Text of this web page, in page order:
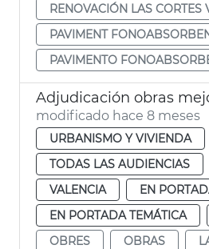
RENOVACIÓN LAS CORTES
PAVIMENT
PAVIMENTO
modificado hace 8 meses
URBANISMO Y VIVIENDA
TODAS LAS AUDIENCIAS
VALENCIA
EN
EN PORTADA TEMÁTICA
OBRES
OBRAS